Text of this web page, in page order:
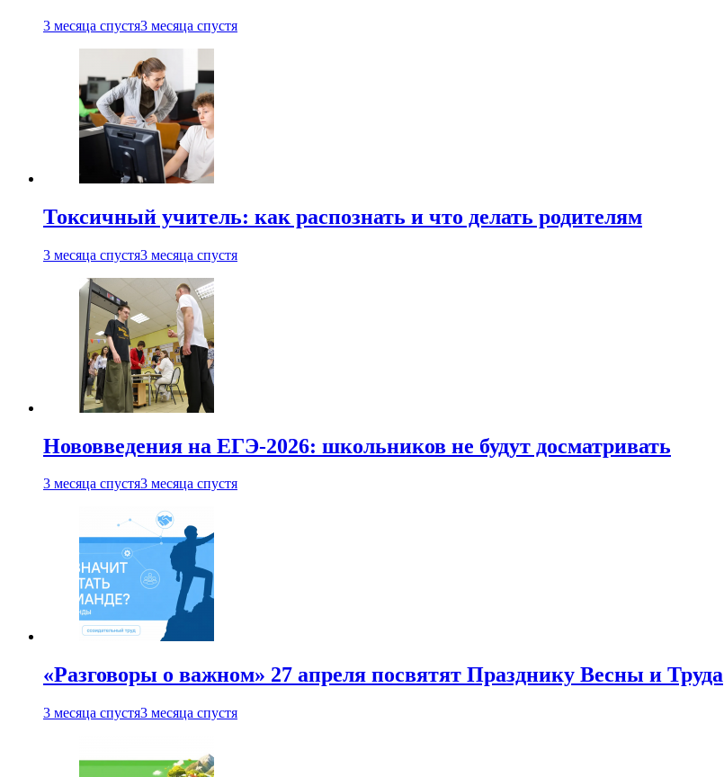
3 месяца спустя3 месяца спустя
Токсичный учитель: как распознать и что делать родителям
3 месяца спустя3 месяца спустя
Нововведения на ЕГЭ-2026: школьников не будут досматривать
3 месяца спустя3 месяца спустя
«Разговоры о важном» 27 апреля посвятят Празднику Весны и Труда
3 месяца спустя3 месяца спустя